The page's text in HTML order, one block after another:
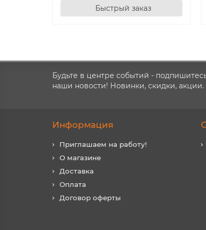
Быстрый заказ
Будьте в центре событий -
наши новости! Новинки, скидки, акции.
Информация
Приглашаем на работу!
О магазине
Доставка
Оплата
Договор оферты